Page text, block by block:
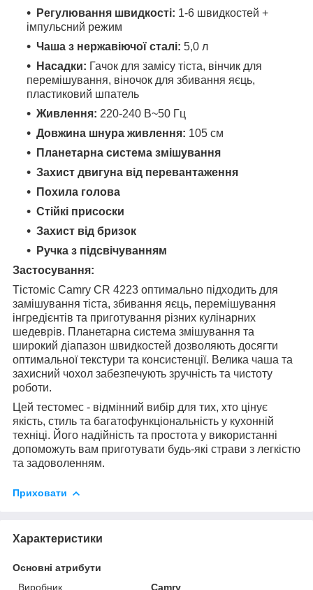
Регулювання швидкості: 1-6 швидкостей +
імпульсний режим
Чаша з нержавіючої сталі: 5,0 л
Насадки: Гачок для замісу тіста, вінчик для
перемішування, віночок для збивання яєць,
пластиковий шпатель
Живлення: 220-240 В~50 Гц
Довжина шнура живлення: 105 см
Планетарна система змішування
Захист двигуна від перевантаження
Похила голова
Стійкі присоски
Захист від бризок
Ручка з підсвічуванням
Застосування:
Тістоміс Camry CR 4223 оптимально підходить для
замішування тіста, збивання яєць, перемішування
інгредієнтів та приготування різних кулінарних
шедеврів. Планетарна система змішування та
широкий діапазон швидкостей дозволяють досягти
оптимальної текстури та консистенції. Велика чаша та
захисний чохол забезпечують зручність та чистоту
роботи.
Цей тестомес - відмінний вибір для тих, хто цінує
якість, стиль та багатофункціональність у кухонній
техніці. Його надійність та простота у використанні
допоможуть вам приготувати будь-які страви з легкістю
та задоволенням.
Приховати
Характеристики
Основні атрибути
Виробник
Camry